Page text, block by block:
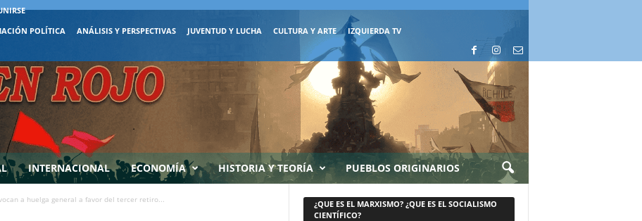
POLÍTICA ANÁLISIS Y PERSPECTIVAS JUVENTUD Y LUCHA CULTURA Y ARTE IZQUIERDA TV
INTERNACIONAL ECONOMÍA HISTORIA Y TEORÍA PUEBLOS ORIGINARIOS
a huelga general a favor del tercer retiro...
¿QUE ES EL MARXISMO? ¿QUE ES EL SOCIALISMO
CIENTÍFICO?